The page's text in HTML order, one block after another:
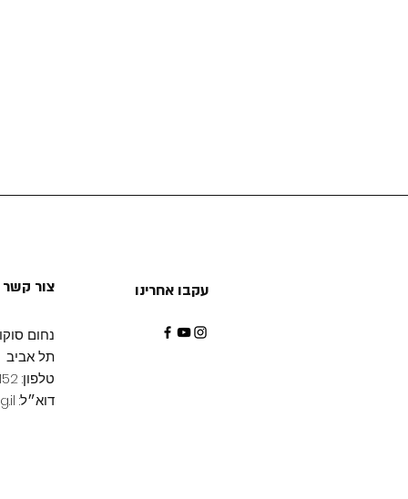
עקבו אחרינו צור קשר
נחום
תל אביב
טלפון: 03-7152152
דוא״ל: